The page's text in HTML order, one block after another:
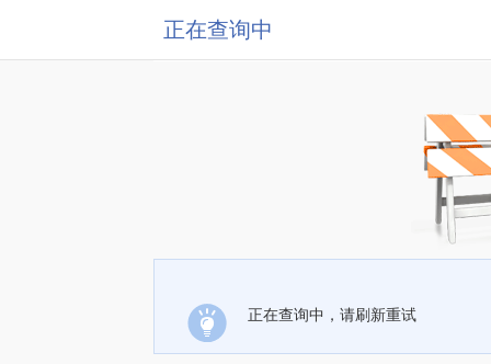
正在查询中
正在查询中，请刷新重试